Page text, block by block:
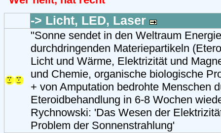
-> Licht, LED, Laser
"Sonne sendet in den Weltraum
durchdringenden Materiepartikeln
Licht und Wärme, Elektrizität und
und Chemie, organische biologische
+ von Amputation bedrohte Menschen
Eteroidbehandlung in 6-8 Wochen
Rychnowski: 'Das Wesen der
Problem der Sonnenstrahlung'